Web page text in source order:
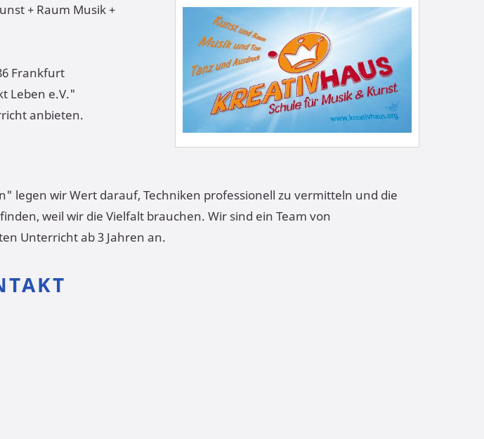
+ Raum Musik +
Frankfurt
Leben e.V."
anbieten.
legen wir Wert darauf, Techniken professionell zu vermitteln und die
weil wir die Vielfalt brauchen. Wir sind ein Team von
Unterricht ab 3 Jahren an.